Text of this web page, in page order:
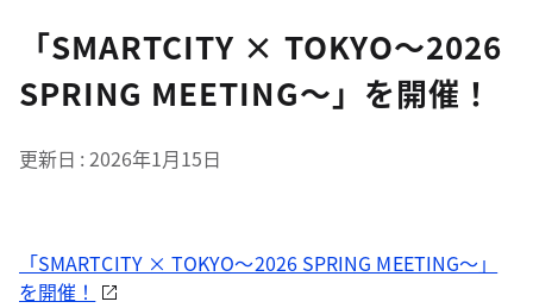
「SMARTCITY × TOKYO～2026
SPRING MEETING～」を開催！
更新日 2026年1月15日
「SMARTCITY × TOKYO～2026 SPRING MEETING～」
を開催！